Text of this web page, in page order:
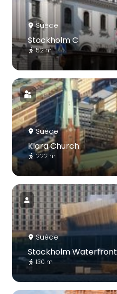
Suède
Stockholm C
52 m
Suède
Klara Church
222 m
Suède
Stockholm Waterfront
130 m